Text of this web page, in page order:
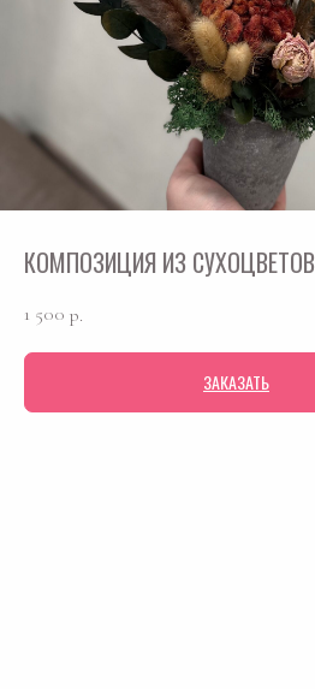
КОМПОЗИЦИЯ ИЗ СУХОЦВЕТОВ
1 500 р.
ЗАКАЗАТЬ